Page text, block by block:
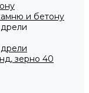
и бетону
зерно 40